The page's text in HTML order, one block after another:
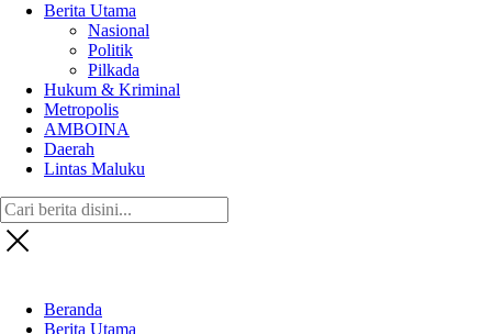
Berita Utama
Nasional
Politik
Pilkada
Hukum & Kriminal
Metropolis
AMBOINA
Daerah
Lintas Maluku
Beranda
Berita Utama